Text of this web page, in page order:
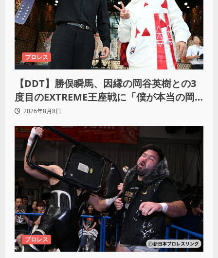
プロレス
【DDT】勝俣瞬馬、因縁の岡谷英樹との3
度目のEXTREME王座戦に「僕が本当の岡
谷英樹を引き出して獲りたい」
2026年8月8日
プロレス